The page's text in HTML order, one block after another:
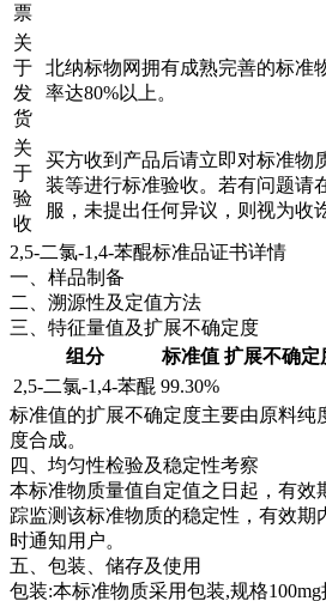
票
关
于
发
货
北纳标物网拥有成熟完善的标准
率达80%以上。
关
于
验
收
买方收到产品后请立即对标准物
装等进行标准验收。若有问题请
服，未提出任何异议，则视为收
2,5-二氯-1,4-苯醌标准品证书详情
一、样品制备
二、溯源性及定值方法
三、特征量值及扩展不确定度
组分
标准值 扩展不确定
2,5-二氯-1,4-苯醌 99.30%
标准值的扩展不确定度主要由原料纯
度合成。
四、均匀性检验及稳定性考察
本标准物质量值自定值之日起，有效
踪监测该标准物质的稳定性，有效期
时通知用户。
五、包装、储存及使用
包装:本标准物质采用包装,规格